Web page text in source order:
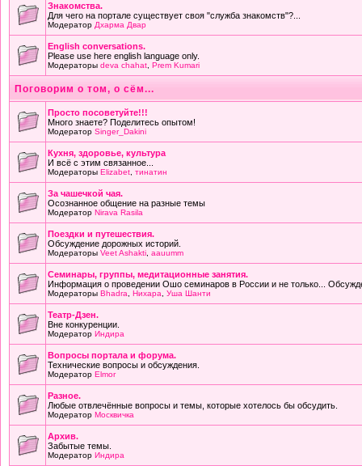
Знакомства.
Для чего на портале существует своя "служба знакомств"?...
Модератор Дхарма Двар
English conversations.
Please use here english language only.
Модераторы deva chahat Prem Kumari
Поговорим о том, о сём...
Просто посоветуйте!!!
Много знаете? Поделитесь опытом!
Модератор Singer_Dakini
Кухня, здоровье, культура
И всё с этим связанное...
Модераторы Elizabet тинатин
За чашечкой чая.
Осознанное общение на разные темы
Модератор Nirava Rasila
Поездки и путешествия.
Обсуждение дорожных историй.
Модераторы Veet Ashakti aauumm
Семинары, группы, медитационные занятия.
Информация о проведении Ошо семинаров в России и не только...
Модераторы Bhadra Нихара Уша Шанти
Театр-Дзен.
Вне конкуренции.
Модератор Индира
Вопросы портала и форума.
Технические вопросы и обсуждения.
Модератор Elmor
Разное.
Любые отвлечённые вопросы и темы, которые хотелось бы обсудить.
Модератор Москвичка
Архив.
Забытые темы.
Модератор Индира